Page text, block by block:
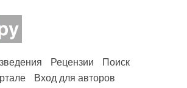
Рецензии
Поиск
Вход для авторов